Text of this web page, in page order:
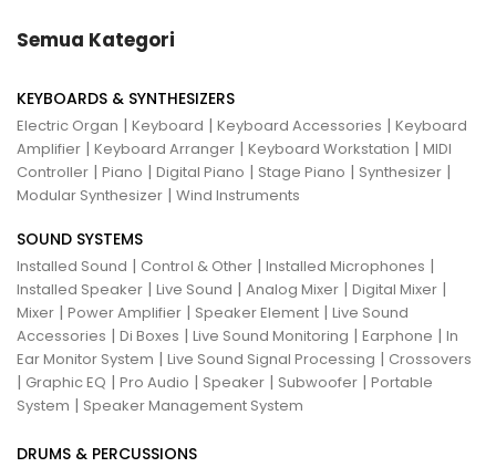
Semua Kategori
KEYBOARDS & SYNTHESIZERS
Electric Organ | Keyboard | Keyboard Accessories | Keyboard
Amplifier | Keyboard Arranger | Keyboard Workstation | MIDI
Controller | Piano | Digital Piano | Stage Piano | Synthesizer |
Modular Synthesizer | Wind Instruments
SOUND SYSTEMS
Installed Sound | Control & Other | Installed Microphones |
Installed Speaker | Live Sound | Analog Mixer | Digital Mixer |
Mixer | Power Amplifier | Speaker Element | Live Sound
Accessories | Di Boxes | Live Sound Monitoring | Earphone | In
Ear Monitor System | Live Sound Signal Processing | Crossovers
| Graphic EQ | Pro Audio | Speaker | Subwoofer | Portable
System | Speaker Management System
DRUMS & PERCUSSIONS